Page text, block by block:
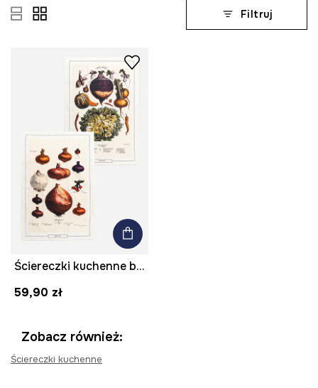
Filtruj
Ściereczki kuchenne bawełniane wzorzyste (2-pack) kolor multicolor
59,90 zł
Zobacz również:
Ściereczki kuchenne